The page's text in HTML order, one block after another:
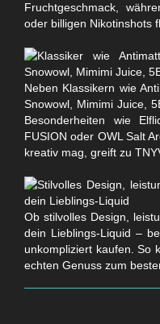
Fruchtgeschmack,
oder billigen Nikotinshots
Neben Klassikern wie
Snowowl, Mimimi Juice,
Besonderheiten wie
FUSION oder OWL Salt
kreativ mag, greift zu
Ob stilvolles Design,
dein Lieblings-Liquid –
unkompliziert kaufen. So
echten Genuss zum